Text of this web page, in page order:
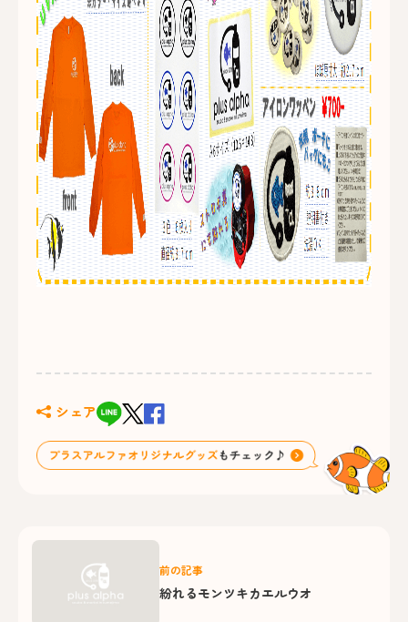
シェア
前の記事
紛れるモンツキカエルウオ